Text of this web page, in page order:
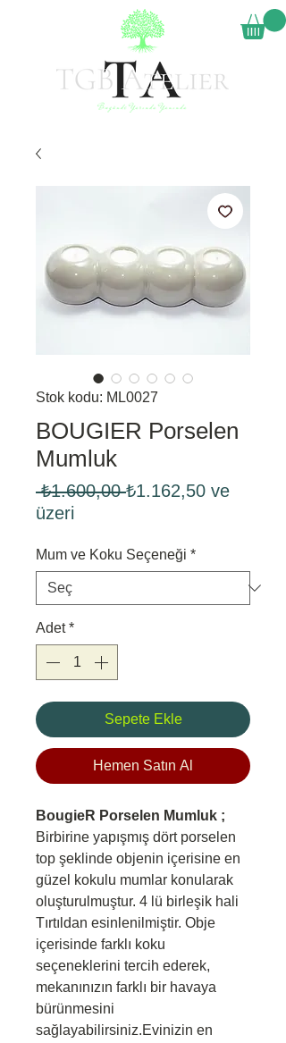
Stok kodu: ML0027
BOUGIER Porselen
Mumluk
₺1.600,00 Normal
₺1.162,50 ve
üzeri
Mum ve Koku Seçeneği *
Adet *
Sepete Ekle
Hemen Satın Al
BougieR Porselen Mumluk ;
Birbirine yapışmış dört porselen
top şeklinde objenin içerisine en
güzel kokulu mumlar konularak
oluşturulmuştur. 4 lü birleşik hali
Tırtıldan esinlenilmiştir. Obje
içerisinde farklı koku
seçeneklerini tercih ederek,
mekanınızın farklı bir havaya
bürünmesini
sağlayabilirsiniz.Evinizin en